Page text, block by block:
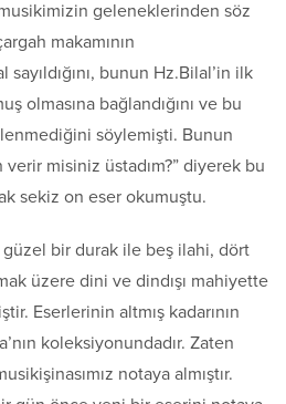
geleneklerinden söz
makamının
sayıldığını, bunun Hz.Bilal’in ilk
olmasına bağlandığını ve bu
söylemişti. Bunun
misiniz üstadım?” diyerek bu
sekiz on eser okumuştu.
güzel bir durak ile beş ilahi, dört
üzere dini ve dindışı mahiyette
Eserlerinin altmış kadarının
koleksiyonundadır. Zaten
notaya almıştır.